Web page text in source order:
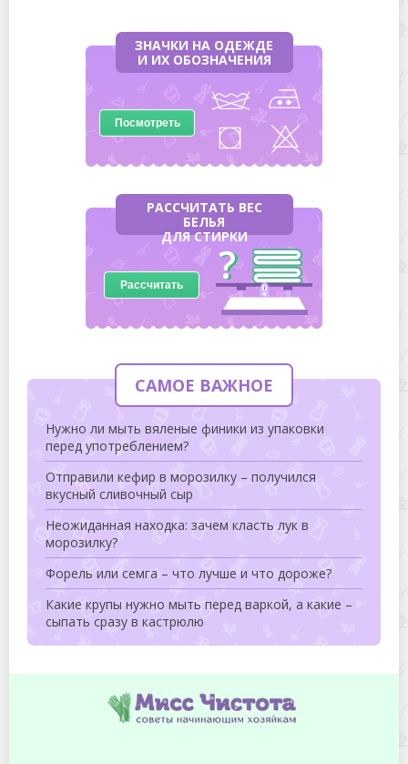
ЗНАЧКИ НА ОДЕЖДЕ
И ИХ ОБОЗНАЧЕНИЯ
Посмотреть
РАССЧИТАТЬ ВЕС
БЕЛЬЯ
ДЛЯ СТИРКИ
Рассчитать
САМОЕ ВАЖНОЕ
Нужно ли мыть вяленые финики из упаковки
перед употреблением?
Отправили кефир в морозилку – получился
вкусный сливочный сыр
Неожиданная находка: зачем класть лук в
морозилку?
Форель или семга – что лучше и что дороже?
Какие крупы нужно мыть перед варкой, а какие –
сыпать сразу в кастрюлю